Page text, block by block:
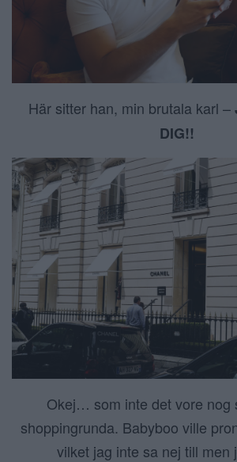
Här sitter han, min brutala karl –
DIG!!
Okej… som inte det vore nog
shoppingrunda. Babyboo ville
vilket jag inte sa nej till men